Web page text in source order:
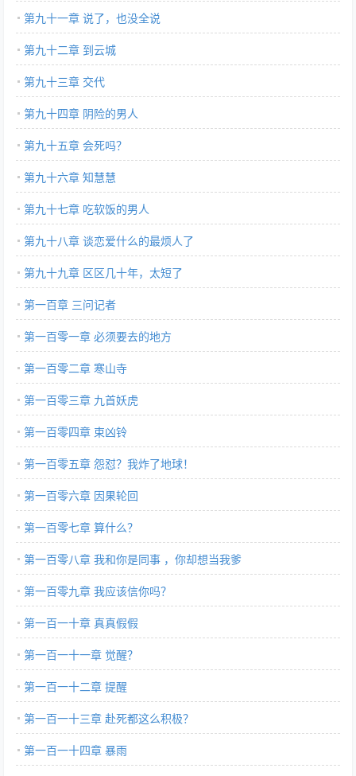
第九十一章 说了，也没全说
第九十二章 到云城
第九十三章 交代
第九十四章 阴险的男人
第九十五章 会死吗？
第九十六章 知慧慧
第九十七章 吃软饭的男人
第九十八章 谈恋爱什么的最烦人了
第九十九章 区区几十年，太短了
第一百章 三问记者
第一百零一章 必须要去的地方
第一百零二章 寒山寺
第一百零三章 九首妖虎
第一百零四章 束凶铃
第一百零五章 怨怼？我炸了地球！
第一百零六章 因果轮回
第一百零七章 算什么？
第一百零八章 我和你是同事 ，你却想当我爹
第一百零九章 我应该信你吗？
第一百一十章 真真假假
第一百一十一章 觉醒？
第一百一十二章 提醒
第一百一十三章 赴死都这么积极？
第一百一十四章 暴雨